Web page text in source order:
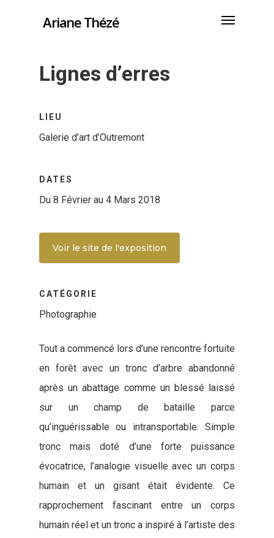
Ariane Thézé
Lignes d’erres
LIEU
Galerie d’art d’Outremont
DATES
Du 8 Février au 4 Mars 2018
Voir le site de l'exposition
CATÉGORIE
Photographie
Tout a commencé lors d’une rencontre fortuite
en forêt avec un tronc d’arbre abandonné
après un abattage comme un blessé laissé
sur un champ de bataille parce
qu’inguérissable ou intransportable. Simple
tronc mais doté d’une forte puissance
évocatrice, l’analogie visuelle avec un corps
humain et un gisant était évidente. Ce
rapprochement fascinant entre un corps
humain réel et un tronc a inspiré à l’artiste des